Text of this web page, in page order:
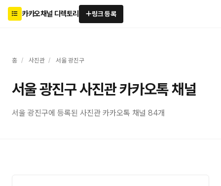
카카오채널 디렉토리 링크 등록
홈 / 사진관 / 서울 광진구
서울 광진구 사진관 카카오톡 채널
서울 광진구에 등록된 사진관 카카오톡 채널 84개